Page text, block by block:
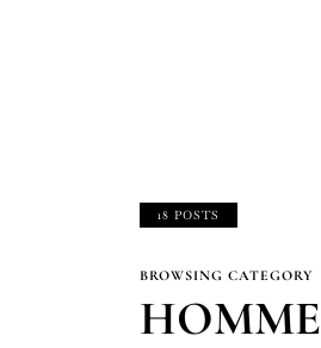
18 POSTS
BROWSING CATEGORY
HOMME